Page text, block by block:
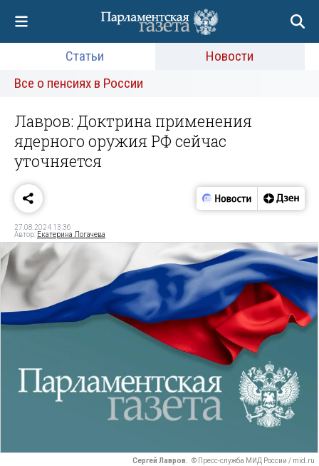
Статьи
Новости
Все о пенсиях в России
Лавров: Доктрина применения
ядерного оружия РФ сейчас
уточняется
27.08.2024 13:36
Автор: Екатерина Логачева
Сергей Лавров. © Пресс-служба МИД России / mid.ru